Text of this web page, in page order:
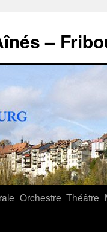
–
Orchestre Théâtre